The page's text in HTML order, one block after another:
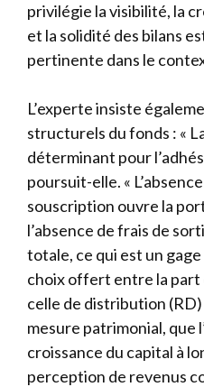
privilégie la visibilité, la
et la solidité des bilans
pertinente dans le
L’experte insiste
structurels du fonds : «
déterminant pour
poursuit-elle. «
souscription ouvre la
l’absence de frais de
totale, ce qui est un
choix offert entre la part
celle de distribution
mesure patrimonial, que
croissance du capital à
perception de revenus